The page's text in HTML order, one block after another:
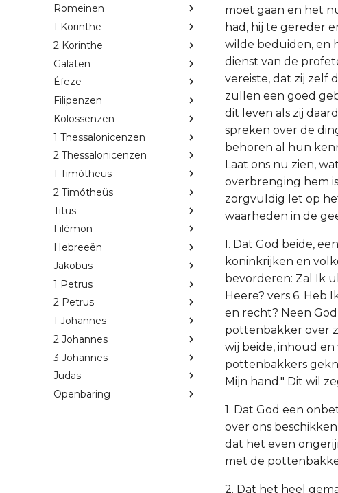
Romeinen
1 Korinthe
2 Korinthe
Galaten
Éfeze
Filipenzen
Kolossenzen
1 Thessalonicenzen
2 Thessalonicenzen
1 Timótheüs
2 Timótheüs
Titus
Filémon
Hebreeën
Jakobus
1 Petrus
2 Petrus
1 Johannes
2 Johannes
3 Johannes
Judas
Openbaring
moet gaan en het
had, hij te gereder
wilde beduiden, en
dienst van de
vereiste, dat zij zelf
zullen een goed
dit leven als zij
spreken over de
behoren al hun
Laat ons nu zien,
overbrenging hem
zorgvuldig let op
waarheden in de
I. Dat God beide,
koninkrijken en
bevorderen: Zal Ik
Heere? vers 6. Heb
en recht? Neen
pottenbakker over
wij beide, inhoud
pottenbakkers
Mijn hand." Dit wil
1. Dat God een
over ons
dat het even
met de
2. Dat het heel